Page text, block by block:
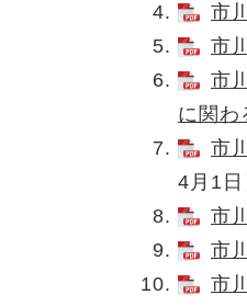
市
市
市
に関わ
市
4月1日
市
市
市